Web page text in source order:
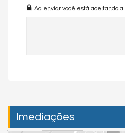
Ao enviar você está aceitando a
Imediações